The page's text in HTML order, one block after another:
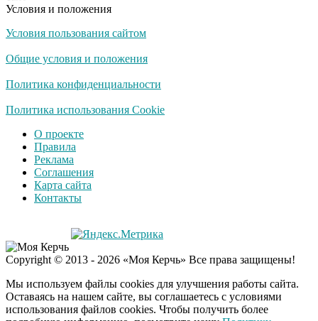
Условия и положения
Условия пользования сайтом
Общие условия и положения
Политика конфиденциальности
Политика использования Cookie
О проекте
Правила
Реклама
Соглашения
Карта сайта
Контакты
Copyright © 2013 - 2026 «Моя Керчь» Все права защищены!
Мы используем файлы cookies для улучшения работы сайта.
Оставаясь на нашем сайте, вы соглашаетесь с условиями
использования файлов cookies. Чтобы получить более